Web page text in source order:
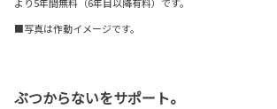
■写真は作動イメージです。
ぶつからないをサポート。